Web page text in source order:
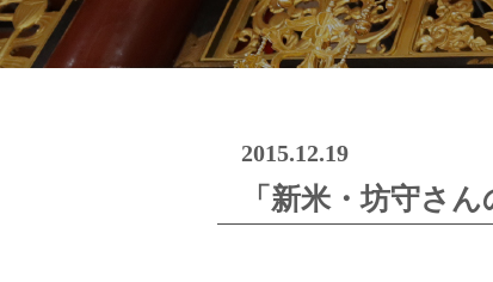
2015.12.19
「新米・坊守さ